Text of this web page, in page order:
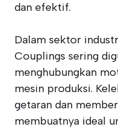
dan efektif.
Dalam sektor
Couplings sering
menghubungkan
mesin produksi.
getaran dan
membuatnya ideal